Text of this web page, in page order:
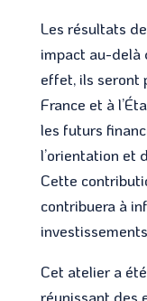
Les résultats
impact au-delà
effet, ils seront
France et à
les futurs
l’orientation et
Cette
contribuera à
Cet atelier a
réunissant des